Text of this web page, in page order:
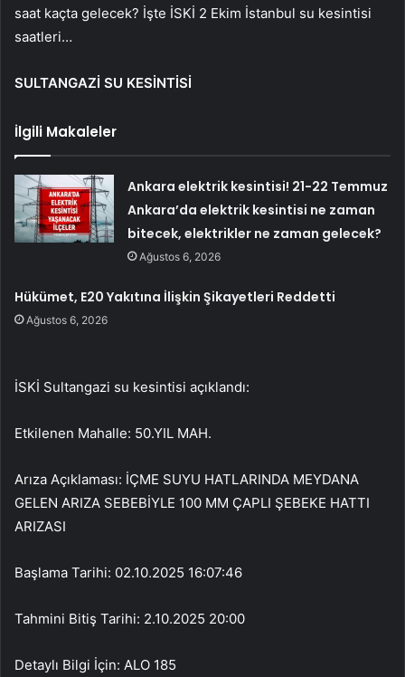
saat kaçta gelecek? İşte İSKİ 2 Ekim İstanbul su kesintisi
saatleri…
SULTANGAZİ SU KESİNTİSİ
İlgili Makaleler
Ankara elektrik kesintisi! 21-22 Temmuz
Ankara’da elektrik kesintisi ne zaman
bitecek, elektrikler ne zaman gelecek?
Ağustos 6, 2026
Hükümet, E20 Yakıtına İlişkin Şikayetleri Reddetti
Ağustos 6, 2026
İSKİ Sultangazi su kesintisi açıklandı:
Etkilenen Mahalle: 50.YIL MAH.
Arıza Açıklaması: İÇME SUYU HATLARINDA MEYDANA
GELEN ARIZA SEBEBİYLE 100 MM ÇAPLI ŞEBEKE HATTI
ARIZASI
Başlama Tarihi: 02.10.2025 16:07:46
Tahmini Bitiş Tarihi: 2.10.2025 20:00
Detaylı Bilgi İçin: ALO 185